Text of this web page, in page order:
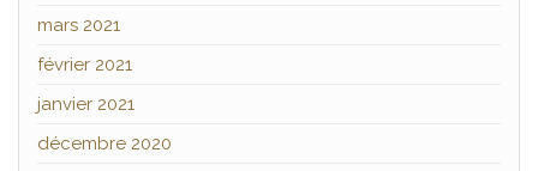
mars 2021
février 2021
janvier 2021
décembre 2020